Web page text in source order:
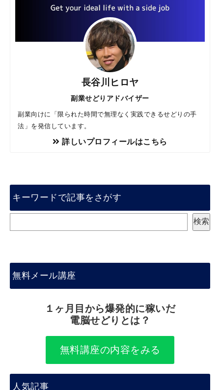
長谷川ヒロヤ
副業せどりアドバイザー
副業向けに「限られた時間で無理なく実践できるせどりの手
法」を発信しています。
詳しいプロフィールはこちら
キーワードで記事をさがす
検索
無料メール講座
１ヶ月目から爆発的に稼いだ
電脳せどりとは？
無料講座の内容をみる
人気記事